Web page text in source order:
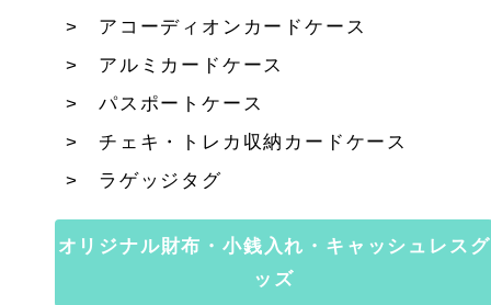
アコーディオンカードケース
アルミカードケース
パスポートケース
チェキ・トレカ収納カードケース
ラゲッジタグ
オリジナル財布・小銭入れ・キャッシュレスグ
ッズ